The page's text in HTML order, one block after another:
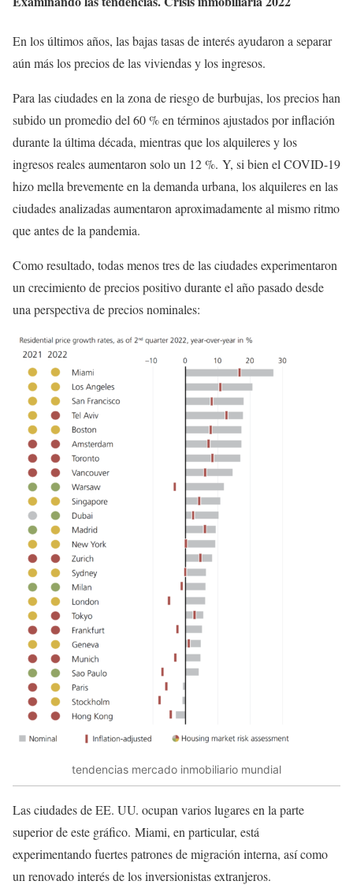
En los últimos años, las bajas tasas de interés ayudaron a separar
aún más los precios de las viviendas y los ingresos.
Para las ciudades en la zona de riesgo de burbujas, los precios han
subido un promedio del 60 % en términos ajustados por inflación
durante la última década, mientras que los alquileres y los
ingresos reales aumentaron solo un 12 %. Y, si bien el COVID-19
hizo mella brevemente en la demanda urbana, los alquileres en las
ciudades analizadas aumentaron aproximadamente al mismo ritmo
que antes de la pandemia.
Como resultado, todas menos tres de las ciudades experimentaron
un crecimiento de precios positivo durante el año pasado desde
una perspectiva de precios nominales:
tendencias mercado inmobiliario mundial
Las ciudades de EE. UU. ocupan varios lugares en la parte
superior de este gráfico. Miami, en particular, está
experimentando fuertes patrones de migración interna, así como
un renovado interés de los inversionistas extranjeros.